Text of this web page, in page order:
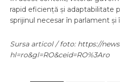
rapid eficiență și adaptabilitate
sprijinul necesar în parlament și
Sursa articol / foto: https://
hl=ro&gl=RO&ceid=RO%3Aro